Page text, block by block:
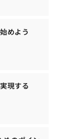
めよう
現する